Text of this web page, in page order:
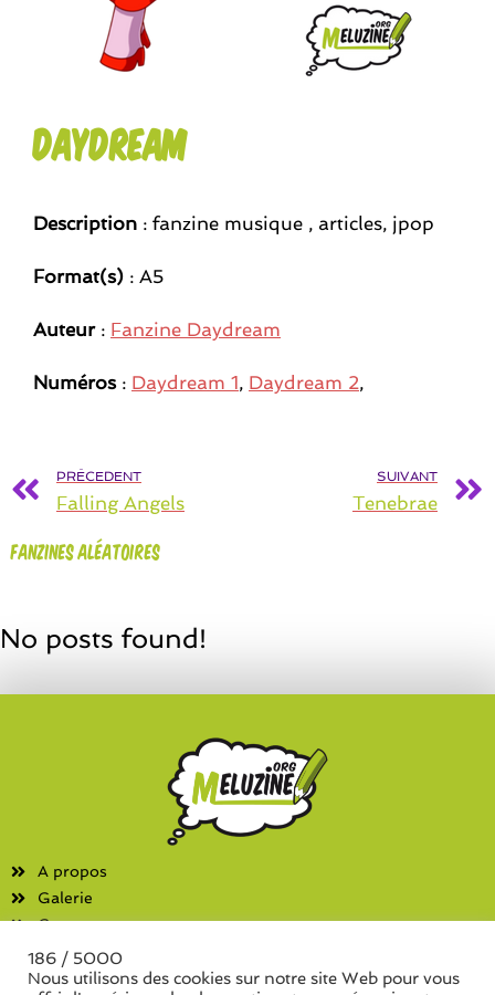
Daydream
Description : fanzine musique , articles, jpop
Format(s) : A5
Auteur: Fanzine Daydream
Numéros: Daydream 1, Daydream 2,
PRÉCEDENT
Falling Angels
SUIVANT
Tenebrae
Fanzines aléatoires
No posts found!
A propos
Galerie
Contact
Fanzines
186 / 5000
Nous utilisons des cookies sur notre site Web pour vous